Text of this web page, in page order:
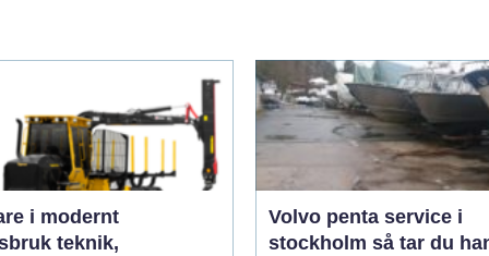
i modernt
teknik,
Volvo penta service i
stockholm så tar du hand